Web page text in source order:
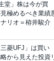
堂」株は今が買
極めるべき業績
リオ＝栫井駿介
菱UFJ」は買い
から見えた投資